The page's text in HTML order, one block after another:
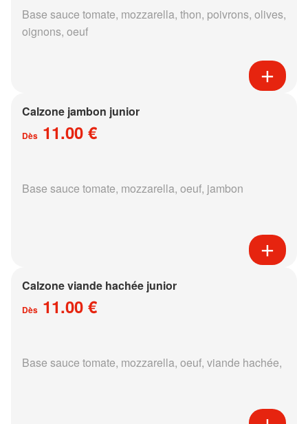
Base sauce tomate, mozzarella, thon, poivrons, olives,
oignons, oeuf
Calzone jambon junior
Dès 11.00 €
Base sauce tomate, mozzarella, oeuf, jambon
Calzone viande hachée junior
Dès 11.00 €
Base sauce tomate, mozzarella, oeuf, viande hachée,